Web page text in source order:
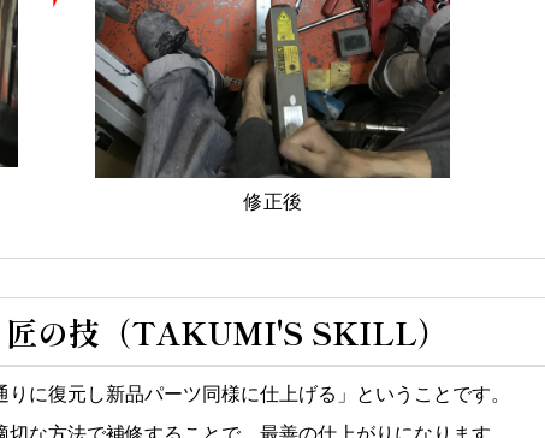
修正後
匠の技（TAKUMI'S SKILL）
に復元し新品パーツ同様に仕上げる」ということです。